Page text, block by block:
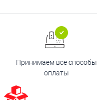
Принимаем все способы
оплаты